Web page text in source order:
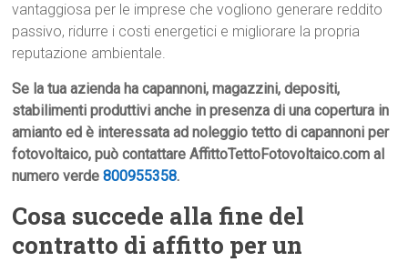
vantaggiosa per le imprese che vogliono generare reddito
passivo, ridurre i costi energetici e migliorare la propria
reputazione ambientale.
Se la tua azienda ha capannoni, magazzini, depositi,
stabilimenti produttivi anche in presenza di una copertura in
amianto ed è interessata ad noleggio tetto di capannoni per
fotovoltaico, può contattare AffittoTettoFotovoltaico.com al
numero verde800955358.
Cosa succede alla fine del
contratto di affitto per un